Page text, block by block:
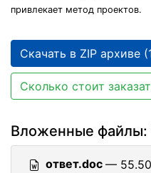
привлекает метод проектов.
Скачать в ZIP архиве
Сколько стоит
Вложенные файлы:
ответ.doc —